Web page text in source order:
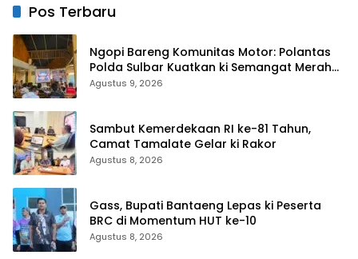
Pos Terbaru
Ngopi Bareng Komunitas Motor: Polantas
Polda Sulbar Kuatkan ki Semangat Merah
Putih dan Keselamatan
Agustus 9, 2026
Sambut Kemerdekaan RI ke-81 Tahun,
Camat Tamalate Gelar ki Rakor
Agustus 8, 2026
Gass, Bupati Bantaeng Lepas ki Peserta
BRC di Momentum HUT ke-10
Agustus 8, 2026